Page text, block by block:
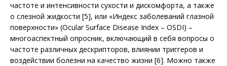
частоте и интенсивности сухости и дискомфорта, а также
о слезной жидкости [5], или «Индекс заболеваний глазной
поверхности» (Ocular Surface Disease Index – OSDI) –
многоаспектный опросник, включающий в себя вопросы о
частоте различных дескрипторов, влиянии триггеров и
воздействии болезни на качество жизни [6]. Можно также